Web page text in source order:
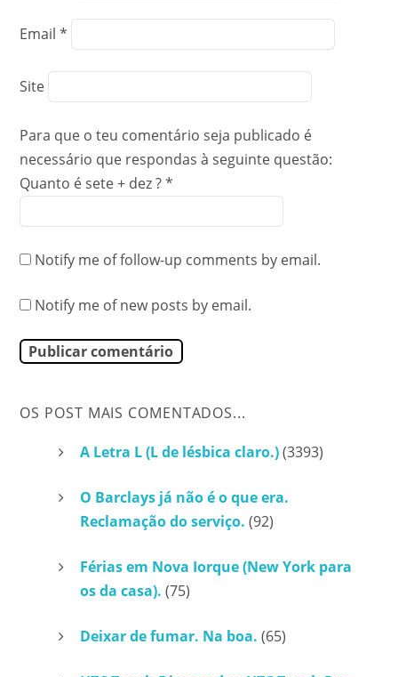
Email*
Site
Para que o teu comentário seja publicado é
necessário que respondas à seguinte questão:
Quanto é sete + dez ? *
Notify me of follow-up comments by email.
Notify me of new posts by email.
OS POST MAIS COMENTADOS...
A Letra L (L de lésbica claro.)(3393)
O Barclays já não é o que era.
Reclamação do serviço. (92)
Férias em Nova Iorque (New York para
os da casa). (75)
Deixar de fumar. Na boa. (65)